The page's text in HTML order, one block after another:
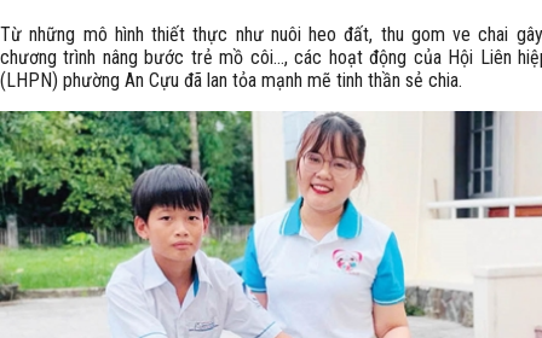
Từ những mô hình thiết thực như nuôi heo đất, thu gom ve chai
chương trình nâng bước trẻ mồ côi..., các hoạt động của Hội Liên
(LHPN) phường An Cựu đã lan tỏa mạnh mẽ tinh thần sẻ chia.